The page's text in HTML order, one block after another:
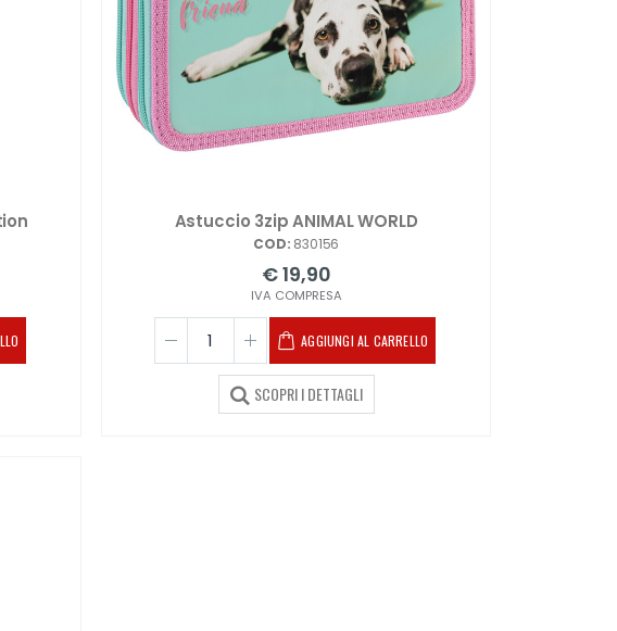
Astuccio 3zip ANIMAL WORLD
COD: 830156
€ 19,90
IVA COMPRESA
AGGIUNGI AL CARRELLO
SCOPRI I DETTAGLI